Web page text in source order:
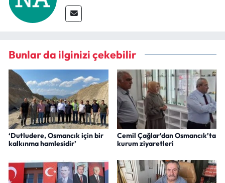
Bunlar da ilginizi çekebilir
‘Dutludere, Osmancık için bir
kalkınma hamlesidir’
Cemil Çağlar’dan Osmancık’ta
kurum ziyaretleri